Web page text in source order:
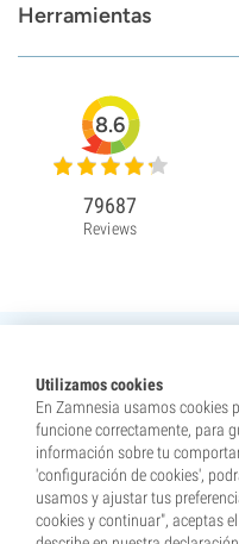
Herramientas
Utilizamos cookies
En Zamnesia usamos cookies
funcione correctamente, para
información sobre tu
'configuración de cookies',
usamos y ajustar tus
cookies y continuar", aceptas
8.6
79687
Reviews